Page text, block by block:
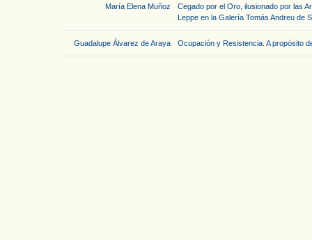
María Elena Muñoz
Cegado por el Oro, ilusionado por las
Leppe en la Galería Tomás Andreu de
Guadalupe Álvarez de Araya Ocupación y Resistencia. A propósito